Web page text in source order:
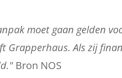
moet gaan gelden
Grapperhaus. Als zij
Bron NOS